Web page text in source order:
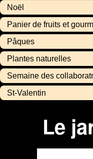
Noël
Panier de fruits et
Pâques
Plantes naturelles
Semaine des
St-Valentin
Le